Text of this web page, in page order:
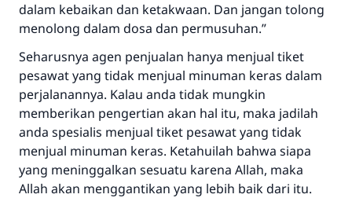
dalam kebaikan dan ketakwaan. Dan jangan tolong
menolong dalam dosa dan permusuhan.”
Seharusnya agen penjualan hanya menjual tiket
pesawat yang tidak menjual minuman keras dalam
perjalanannya. Kalau anda tidak mungkin
memberikan pengertian akan hal itu, maka jadilah
anda spesialis menjual tiket pesawat yang tidak
menjual minuman keras. Ketahuilah bahwa siapa
yang meninggalkan sesuatu karena Allah, maka
Allah akan menggantikan yang lebih baik dari itu.